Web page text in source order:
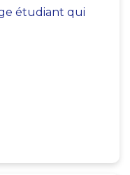
étudiant qui